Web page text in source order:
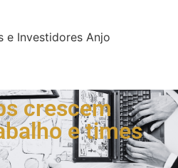
e Investidores Anjo
crescem
e times